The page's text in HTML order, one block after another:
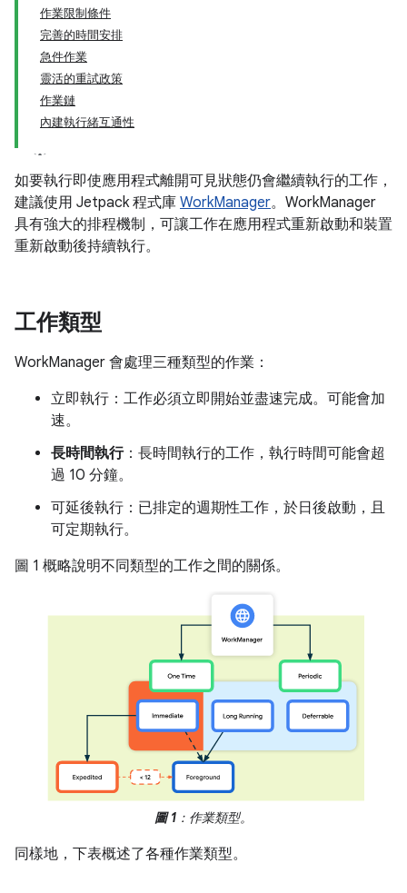
作業限制條件
完善的時間安排
急件作業
靈活的重試政策
作業鏈
內建執行緒互通性
如要執行即使應用程式離開可見狀態仍會繼續執行的工作，
建議使用 Jetpack 程式庫 WorkManager。WorkManager
具有強大的排程機制，可讓工作在應用程式重新啟動和裝置
重新啟動後持續執行。
工作類型
WorkManager 會處理三種類型的作業：
立即執行 ：工作必須立即開始並盡速完成。可能會加
速。
長時間執行：長時間執行的工作，執行時間可能會超
過 10 分鐘。
可延後執行 ：已排定的週期性工作，於日後啟動，且
可定期執行。
圖 1 概略說明不同類型的工作之間的關係。
圖 1 ：作業類型。
同樣地，下表概述了各種作業類型。